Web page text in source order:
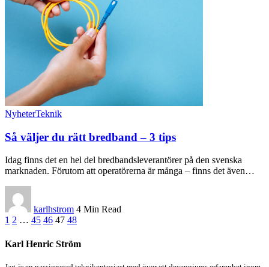
NyheterTeknik
Så väljer du rätt bredband – 3 tips
Idag finns det en hel del bredbandsleverantörer på den svenska
marknaden. Förutom att operatörerna är många – finns det även…
karlhstrom 4 Min Read
1 2 … 45 46 47 48
Karl Henric Ström